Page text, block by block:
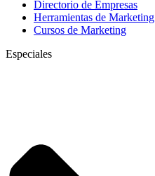
Directorio de Empresas
Herramientas de Marketing
Cursos de Marketing
Especiales